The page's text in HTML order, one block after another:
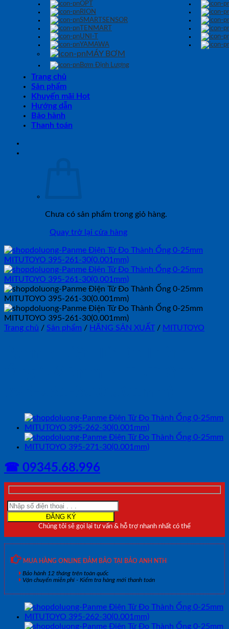
OPT
RION
SMARTSENSOR
TENMART
UNI-T
YAMAWA
MÁY BƠM
Bơm Định Lượng
Trang chủ
Sản phẩm
Khuyến mãi Hot
Hướng dẫn
Bảo hành
Thanh toán
Chưa có sản phẩm trong giỏ hàng.
Quay trở lại cửa hàng
Trang chủ / Sản phẩm / HÃNG SẢN XUẤT / MITUTOYO
☎ 09345.68.996
Chúng tôi sẽ gọi lại tư vấn & hỗ trợ nhanh nhất có thể
MUA HÀNG ONLINE ĐẢM BẢO TẠI BẢO ANH NTH
Bảo hành 12 tháng trên toàn quốc
Vận chuyển miễn phí - Kiểm tra hàng mới thanh toán